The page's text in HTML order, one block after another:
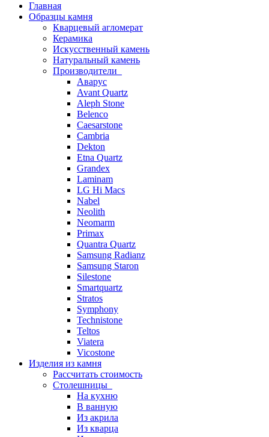
Главная
Образцы камня
Кварцевый агломерат
Керамика
Искусственный камень
Натуральный камень
Производители
Аварус
Avant Quartz
Aleph Stone
Belenco
Caesarstone
Cambria
Dekton
Etna Quartz
Grandex
Laminam
LG Hi Macs
Nabel
Neolith
Neomarm
Primax
Quantra Quartz
Samsung Radianz
Samsung Staron
Silestone
Smartquartz
Stratos
Symphony
Technistone
Teltos
Viatera
Vicostone
Изделия из камня
Рассчитать стоимость
Столешницы
На кухню
В ванную
Из акрила
Из кварца